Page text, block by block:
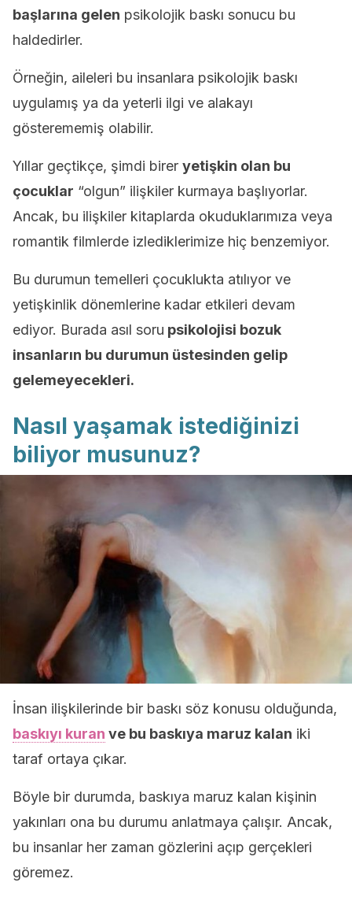
başlarına gelen psikolojik baskı sonucu bu
haldedirler.
Örneğin, aileleri bu insanlara psikolojik baskı
uygulamış ya da yeterli ilgi ve alakayı
gösterememiş olabilir.
Yıllar geçtikçe, şimdi birer yetişkin olan bu
çocuklar “olgun” ilişkiler kurmaya başlıyorlar.
Ancak, bu ilişkiler kitaplarda okuduklarımıza veya
romantik filmlerde izlediklerimize hiç benzemiyor.
Bu durumun temelleri çocuklukta atılıyor ve
yetişkinlik dönemlerine kadar etkileri devam
ediyor. Burada asıl soru psikolojisi bozuk
insanların bu durumun üstesinden gelip
gelemeyecekleri.
Nasıl yaşamak istediğinizi
biliyor musunuz?
İnsan ilişkilerinde bir baskı söz konusu olduğunda,
baskıyı kuran ve bu baskıya maruz kalan iki
taraf ortaya çıkar.
Böyle bir durumda, baskıya maruz kalan kişinin
yakınları ona bu durumu anlatmaya çalışır. Ancak,
bu insanlar her zaman gözlerini açıp gerçekleri
göremez.